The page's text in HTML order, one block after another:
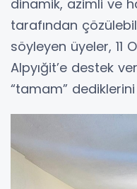
dinamik, azimli ve
tarafından
söyleyen üyeler, 11
Alpyığit’e destek
“tamam”